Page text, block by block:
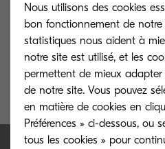
Développé
pour certains
Nous utilisons des cookies
bon fonctionnement de notre
statistiques nous aident à
notre site est utilisé, et les
permettent de mieux
de notre site. Vous pouvez
en matière de cookies en
Préférences » ci-dessous, ou
tous les cookies » pour